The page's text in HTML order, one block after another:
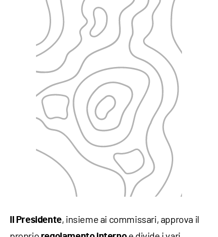
Il Presidente, insieme ai commissari, approva il